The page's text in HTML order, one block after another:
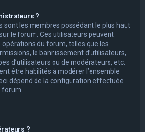
?
sont les membres possédant le plus haut
le forum. Ces utilisateurs peuvent
du forum, telles que les
le bannissement d’utilisateurs,
d’utilisateurs ou de modérateurs, etc.
être habilités à modérer l’ensemble
dépend de la configuration effectuée
?